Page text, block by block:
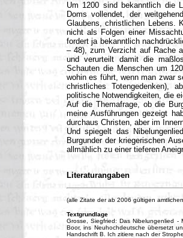
Um 1200 sind bekanntlich die
Doms vollendet, der
Glaubens, christlichen Lebens.
nicht als Folgen einer
fordert ja bekanntlich
– 48), zum Verzicht auf Rache
und verurteilt damit die
Schauten die Menschen um
wohin es führt, wenn man zwar
christliches Totengedenken),
politische Notwendigkeiten, die
Auf die Themafrage, ob die
meine Ausführungen gezeigt
durchaus Christen, aber im
Und spiegelt das
Burgunder der kriegerischen
allmählich zu einer tieferen
Literaturangaben
(alle Zitate der ab 2006 gültigen
Textgrundlage
Grosse, Siegfried: Das Nibelungenlied -
Boor, ins Neuhochdeutsche übersetzt
Handschrift B. Ich zitiere nach der